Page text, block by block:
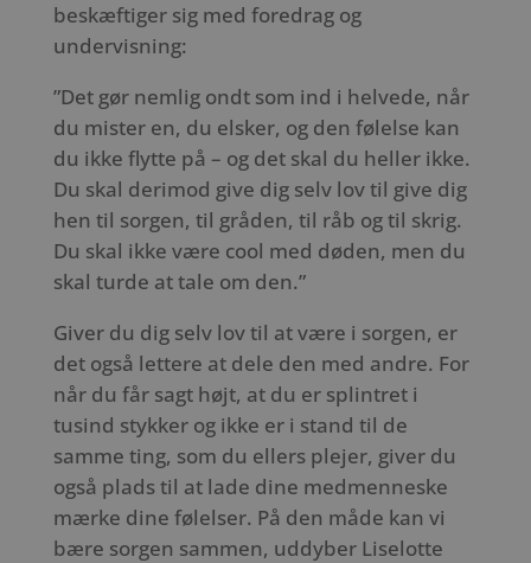
beskæftiger sig med foredrag og
undervisning:
”Det gør nemlig ondt som ind i helvede, når
du mister en, du elsker, og den følelse kan
du ikke flytte på – og det skal du heller ikke.
Du skal derimod give dig selv lov til give dig
hen til sorgen, til gråden, til råb og til skrig.
Du skal ikke være cool med døden, men du
skal turde at tale om den.”
Giver du dig selv lov til at være i sorgen, er
det også lettere at dele den med andre. For
når du får sagt højt, at du er splintret i
tusind stykker og ikke er i stand til de
samme ting, som du ellers plejer, giver du
også plads til at lade dine medmenneske
mærke dine følelser. På den måde kan vi
bære sorgen sammen, uddyber Liselotte